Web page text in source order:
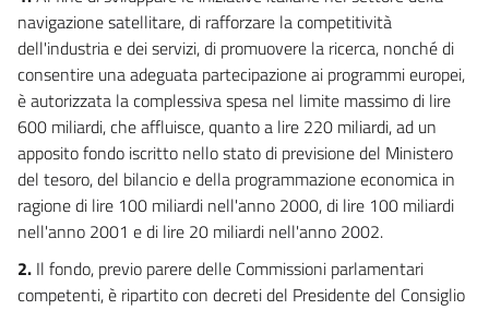
navigazione satellitare, di rafforzare la competitività
dell'industria e dei servizi, di promuovere la ricerca, nonché di
consentire una adeguata partecipazione ai programmi europei,
è autorizzata la complessiva spesa nel limite massimo di lire
600 miliardi, che affluisce, quanto a lire 220 miliardi, ad un
apposito fondo iscritto nello stato di previsione del Ministero
del tesoro, del bilancio e della programmazione economica in
ragione di lire 100 miliardi nell'anno 2000, di lire 100 miliardi
nell'anno 2001 e di lire 20 miliardi nell'anno 2002.
2. Il fondo, previo parere delle Commissioni parlamentari
competenti, è ripartito con decreti del Presidente del Consiglio